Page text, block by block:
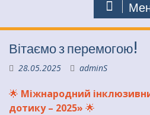
Вітаємо з перемогою!
28.05.2025 adminS
🌟 Міжнародний
дотику – 2025» 🌟